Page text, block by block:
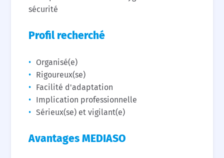
sécurité
Profil recherché
Organisé(e)
Rigoureux(se)
Facilité d'adaptation
Implication professionnelle
Sérieux(se) et vigilant(e)
Avantages MEDIASO